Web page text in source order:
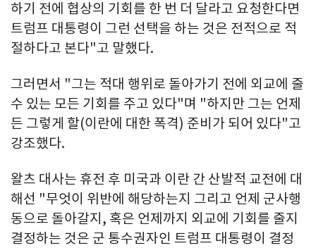
하기 전에 협상의 기회를 한 번 더 달라고 요청한다면
트럼프 대통령이 그런 선택을 하는 것은 전적으로 적
절하다고 본다"고 말했다.
그러면서 "그는 적대 행위로 돌아가기 전에 외교에 줄
수 있는 모든 기회를 주고 있다"며 "하지만 그는 언제
든 그렇게 할(이란에 대한 폭격) 준비가 되어 있다"고
강조했다.
왈츠 대사는 휴전 후 미국과 이란 간 산발적 교전에 대
해선 "무엇이 위반에 해당하는지 그리고 언제 군사행
동으로 돌아갈지, 혹은 언제까지 외교에 기회를 줄지
결정하는 것은 군 통수권자인 트럼프 대통령이 결정